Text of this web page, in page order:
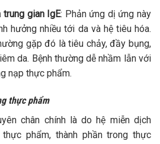
trung gian IgE: Phản ứng dị ứng này
hưởng nhiều tới da và hệ tiêu hóa.
gặp đó là tiêu chảy, đầy bụng,
da. Bệnh thường dễ nhầm lẫn với
nạp thực phẩm.
thực phẩm
chân chính là do hệ miễn dịch
phẩm, thành phần trong thực